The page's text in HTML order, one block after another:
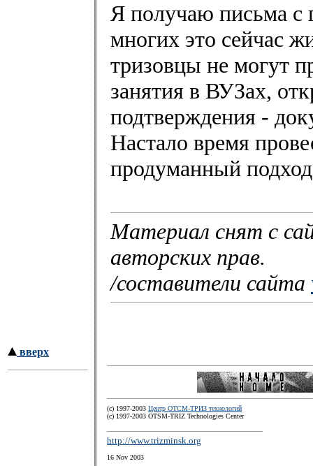
Я получаю письма с
многих это сейчас
тризовцы не могут
занятия в ВУЗах,
подтверждения -
Настало время
продуманный
Материал снят с
авторских прав.
/составители сайта
вверх
(c) 1997-2003 Центр ОТСМ-ТРИЗ технологий
(с) 1997-2003 OTSM-TRIZ Technologies Center
http://www.trizminsk.org
16 Nov 2003